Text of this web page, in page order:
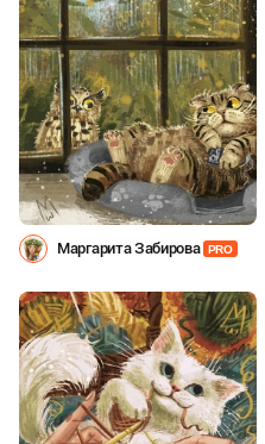
Маргарита Забирова PRO